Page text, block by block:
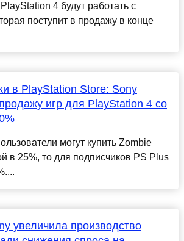
4 будут работать с
поступит в продажу в конце
в PlayStation Store: Sony
игр для PlayStation 4 со
могут купить Zombie
в 25%, то для подписчиков PS Plus
увеличила производство